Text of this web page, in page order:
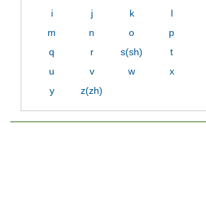
i
j k
l
m
n o
p
q
r s(sh)
t
u
v w
x
y
z(zh)